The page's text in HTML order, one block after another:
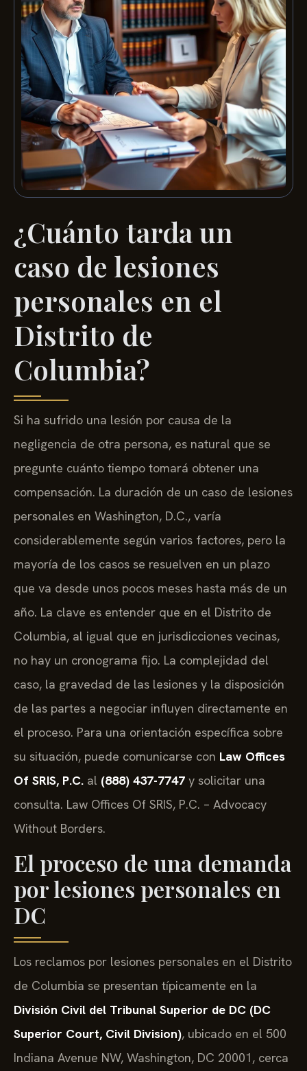
¿Cuánto tarda un
caso de lesiones
personales en el
Distrito de
Columbia?
Si ha sufrido una lesión por causa de la
negligencia de otra persona, es natural que se
pregunte cuánto tiempo tomará obtener una
compensación. La duración de un caso de lesiones
personales en Washington, D.C., varía
considerablemente según varios factores, pero la
mayoría de los casos se resuelven en un plazo
que va desde unos pocos meses hasta más de un
año. La clave es entender que en el Distrito de
Columbia, al igual que en jurisdicciones vecinas,
no hay un cronograma fijo. La complejidad del
caso, la gravedad de las lesiones y la disposición
de las partes a negociar influyen directamente en
el proceso. Para una orientación específica sobre
su situación, puede comunicarse con Law Offices
Of SRIS, P.C. al (888) 437-7747 y solicitar una
consulta. Law Offices Of SRIS, P.C. – Advocacy
Without Borders.
El proceso de una demanda
por lesiones personales en
DC
Los reclamos por lesiones personales en el Distrito
de Columbia se presentan típicamente en la
División Civil del Tribunal Superior de DC (DC
Superior Court, Civil Division), ubicado en el 500
Indiana Avenue NW, Washington, DC 20001, cerca